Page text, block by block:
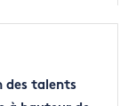
des talents